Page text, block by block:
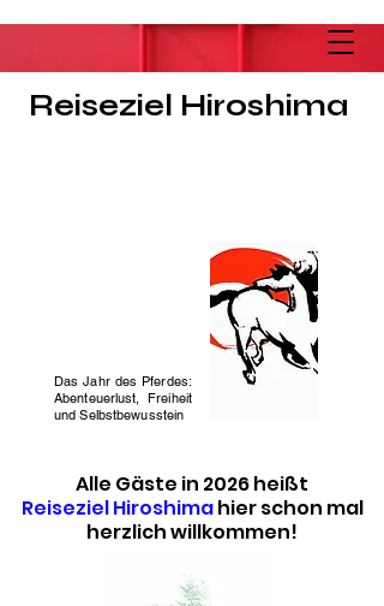
Reiseziel Hiroshima
Alle Gäste in 2026 heißt
Reiseziel Hiroshimahier schon mal
herzlich willkommen!
Das Jahr des Pferdes:
Abenteuerlust, Freiheit
und Selbstbewusstein